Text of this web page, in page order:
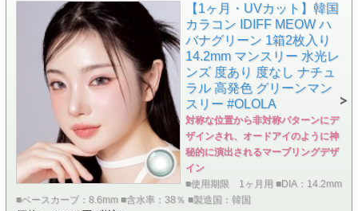
【1ヶ月・UVカット】韓国
カラコン IDIFF MEOW ハ
バナグリーン 1箱2枚入り
14.2mm マンスリー 水光レ
ンズ 度あり 度なし ナチュ
ラル 高発色 グリーンマン
スリー #OLOLA
対称な位置から非対称パターンにデ
ザインされ、オードアイのように神
秘的に演出されるマーブリングデザ
イン
■使用期限 1ヶ月用 ■DIA：14.2mm
■ベースカーブ：8.6mm ■含水率：38％ ■製造国：韓国